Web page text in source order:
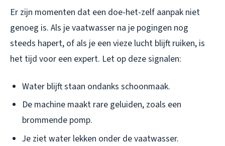
Er zijn momenten dat een doe-het-zelf aanpak niet
genoeg is. Als je vaatwasser na je pogingen nog
steeds hapert, of als je een vieze lucht blijft ruiken, is
het tijd voor een expert. Let op deze signalen:
Water blijft staan ondanks schoonmaak.
De machine maakt rare geluiden, zoals een
brommende pomp.
Je ziet water lekken onder de vaatwasser.